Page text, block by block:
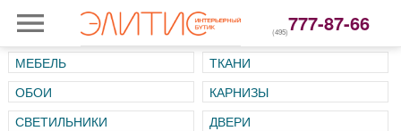
(495)777-87-66
МЕБЕЛЬ
ТКАНИ
ОБОИ
КАРНИЗЫ
СВЕТИЛЬНИКИ
ДВЕРИ